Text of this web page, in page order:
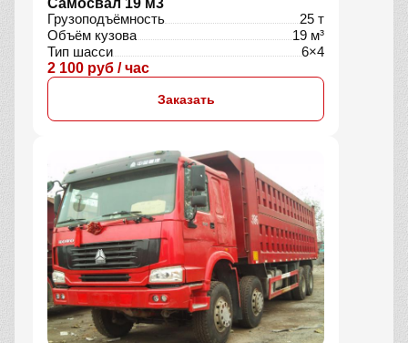
Грузоподъёмность
25 т
Объём кузова
19 м³
Тип шасси
6×4
2 100 руб / час
Заказать